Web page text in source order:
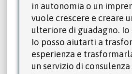
in autonomia o un
vuole crescere e creare
ulteriore di guadagno. Io
Io posso aiutarti a
esperienza e
un servizio di consulenza